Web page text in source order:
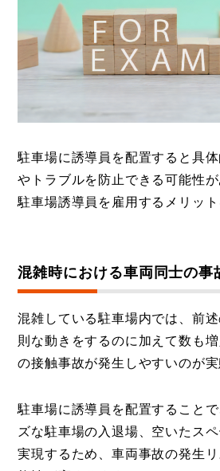
駐車場に誘導員を配置すると具
やトラブルを防止できる可能性が
駐車場誘導員を雇用するメリット
混雑時における車両同士の事
混雑している駐車場内では、前
則な動きをするのに加えて数も
の接触事故が発生しやすいのが実
駐車場に誘導員を配置すること
ズな駐車場の入退場、空いたス
実現するため、車両事故の発生